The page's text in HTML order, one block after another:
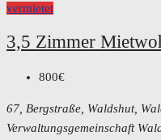
vermietet
3,5 Zimmer
800€
67, Bergstraße, Waldshut,
Verwaltungsgemeinschaft